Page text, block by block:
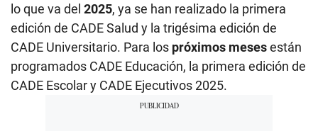
lo que va del 2025, ya se han realizado la primera
edición de CADE Salud y la trigésima edición de
CADE Universitario. Para los próximos mesesestán
programados CADE Educación, la primera edición de
CADE Escolar y CADE Ejecutivos 2025.